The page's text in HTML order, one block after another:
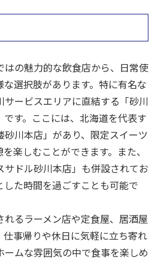
の魅力的な飲食店から、日常使
選択肢があります。特に有名な
ービスエリアに直結する「砂川
す。ここには、北海道を代表す
砂川本店」があり、限定スイーツ
楽しむことができます。また、
ドル砂川本店」も併設されてお
した時間を過ごすことも可能で
るラーメン店や定食屋、居酒屋
事帰りや休日に気軽に立ち寄れ
ームな雰囲気の中で食事を楽しめ